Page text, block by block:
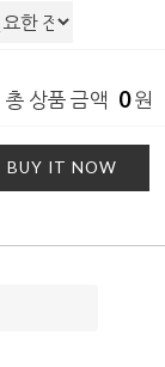
총 상품 금액 0원
BUY IT NOW